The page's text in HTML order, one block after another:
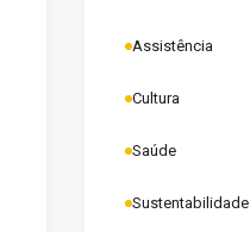
Assistência
Cultura
Saúde
Sustentabilidade